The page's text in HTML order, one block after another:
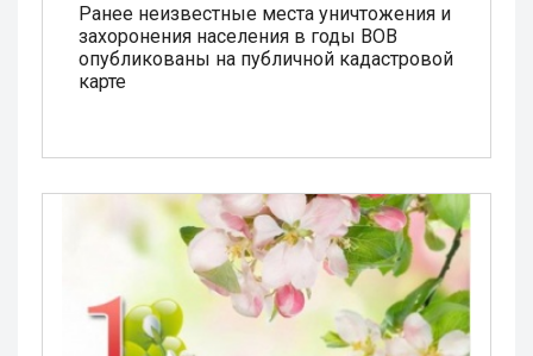
Ранее неизвестные места уничтожения и
захоронения населения в годы ВОВ
опубликованы на публичной кадастровой
карте